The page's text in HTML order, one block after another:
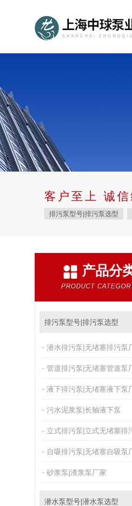
客户至上 诚信
排污泵型号|排污泵选型
螺杆泵型号|螺杆泵选型
磁力泵型号|磁力泵选型
产品分
PRODUCT
排污泵型号|排污泵选型
潜水排污泵|无堵塞排污泵
管道排污泵|无堵塞管道泵
液下排污泵|无堵塞液下泵
污水泥浆泵|长轴液下泵
立式排污泵|立式无堵塞排
自吸排污泵|无堵塞自吸泵
砂浆泵|渣浆泵厂家
潜水泵型号|潜水泵选型